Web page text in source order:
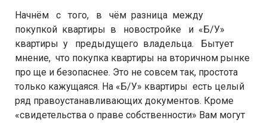
Начнём с того, в чём разница между
покупкой квартиры в новостройке и «Б/У»
квартиры у предыдущего владельца. Бытует
мнение, что покупка квартиры на вторичном рынке
про ще и безопаснее. Это не совсем так, простота
только кажущаяся. На «Б/У» квартиры есть целый
ряд правоустанавливающих документов. Кроме
«свидетельства о праве собственности» Вам могут